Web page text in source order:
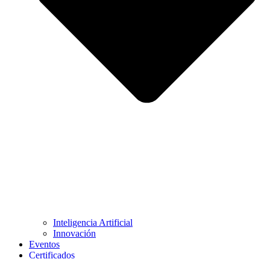
Inteligencia Artificial
Innovación
Eventos
Certificados